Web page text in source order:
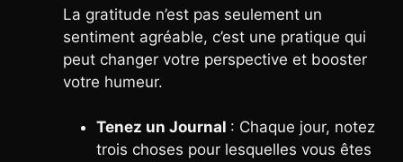
La gratitude n’est pas seulement un
sentiment agréable, c’est une pratique qui
peut changer votre perspective et booster
votre humeur.
Tenez un Journal : Chaque jour, notez
trois choses pour lesquelles vous êtes